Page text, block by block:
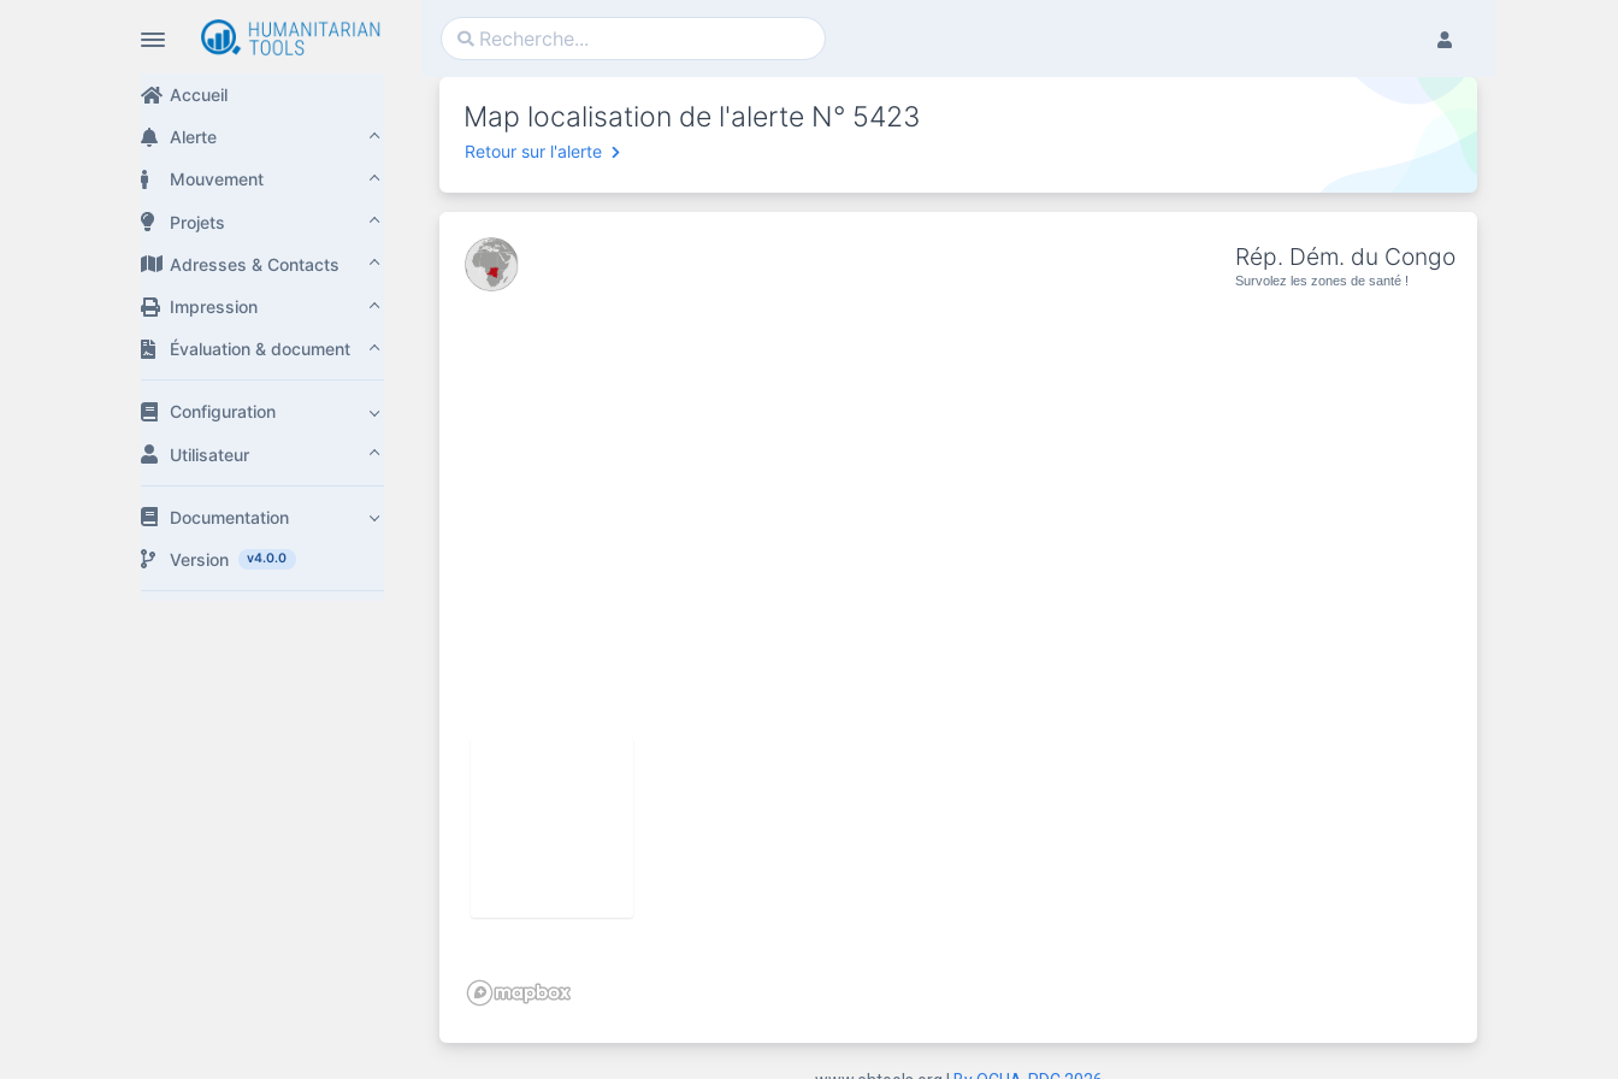
Accueil
Alerte
Mouvement
Projets
Adresses & Contacts
Impression
Évaluation & document
Configuration
Utilisateur
Documentation
Version v4.0.0
Map localisation de l'alerte N° 5423
Retour sur l'alerte
Rép. Dém. du Congo
Survolez les zones de santé !